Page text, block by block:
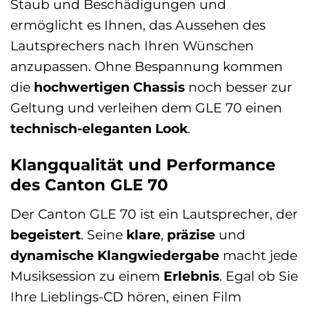
Staub und Beschädigungen und
ermöglicht es Ihnen, das Aussehen des
Lautsprechers nach Ihren Wünschen
anzupassen. Ohne Bespannung kommen
die hochwertigen Chassis noch besser zur
Geltung und verleihen dem GLE 70 einen
technisch-eleganten Look.
Klangqualität und Performance
des Canton GLE 70
Der Canton GLE 70 ist ein Lautsprecher, der
begeistert. Seine klare, präzise und
dynamische Klangwiedergabe macht jede
Musiksession zu einem Erlebnis. Egal ob Sie
Ihre Lieblings-CD hören, einen Film